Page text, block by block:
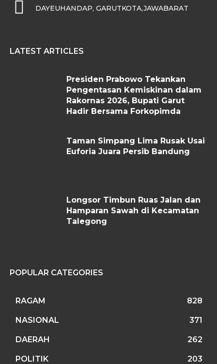
DAYEUHANDAP, GARUTKOTA,JAWABARAT
LATEST ARTICLES
Presiden Prabowo Tekankan
Pengentasan Kemiskinan dalam
Rakornas 2026, Bupati Garut
Hadir Bersama Forkopimda
Taman Simpang Lima Rusak Usai
Euforia Juara Persib Bandung
Longsor Timbun Ruas Jalan dan
Hamparan Sawah di Kecamatan
Talegong
POPULAR CATEGORIES
RAGAM 828
NASIONAL 371
DAERAH 262
POLITIK 203